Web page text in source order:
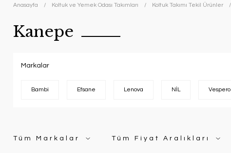
Anasayfa Koltuk ve Yemek Odası Takımları Koltuk Takımı Tekil Ürünler
Kanepe
Markalar
Bambi Efsane Lenova NİL Vespero
Tüm Markalar Tüm Fiyat Aralıkları